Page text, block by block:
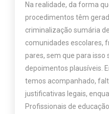
Na realidade, da forma
procedimentos têm
criminalização sumária
comunidades escolares,
pares, sem que para isso
depoimentos plausíveis.
temos acompanhado,
justificativas legais,
Profissionais de